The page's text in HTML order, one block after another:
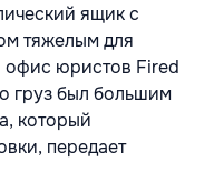
ящик с
тяжелым для
офис юристов Fired
груз был большим
который
передает